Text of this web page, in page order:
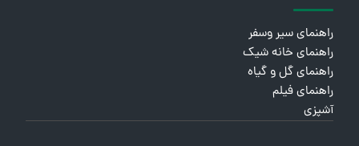
راهنمای سیر وسفر
راهنمای خانه شیک
راهنمای گل و گیاه
راهنمای فیلم
آشپزی